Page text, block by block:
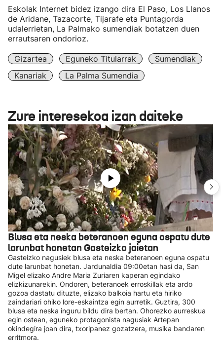
Eskolak Internet bidez izango dira El Paso, Los Llanos
de Aridane, Tazacorte, Tijarafe eta Puntagorda
udalerrietan, La Palmako sumendiak botatzen duen
errautsaren ondorioz.
Gizartea Eguneko Titularrak
Sumendiak
Kanariak
La Palma Sumendia
Zure interesekoa izan daiteke
Blusa eta neska beteranoen eguna ospatu dute
larunbat honetan Gasteizko jaietan
Gasteizko nagusiek blusa eta neska beteranoen eguna ospatu
dute larunbat honetan. Jardunaldia 09:00etan hasi da, San
Migel elizako Andre Maria Zuriaren kaperan egindako
elizkizunarekin. Ondoren, beteranoek erroskillak eta ardo
gozoa dastatu dituzte, elizako balkoia hartu eta hiriko
zaindariari ohiko lore-eskaintza egin aurretik. Guztira, 300
blusa eta neska inguru bildu dira bertan. Ohorezko aurreskua
egin ostean, eguneko protagonista nagusiak Artepan
okindegira joan dira, txoripanez gozatzera, musika bandaren
erritmora.